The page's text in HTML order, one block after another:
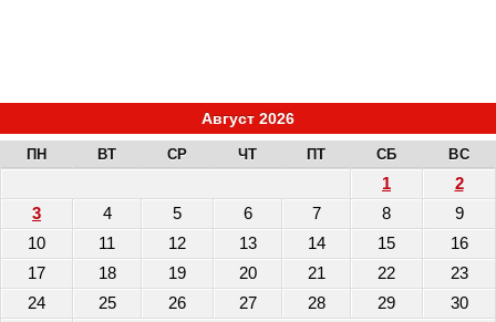
Август 2026
ПН ВТ СР ЧТ ПТ СБ ВС
1
2
3
4 5 6 7 8
9
10
11 12 13 14 15
16
17
18 19 20 21 22
23
24
25 26 27 28 29
30